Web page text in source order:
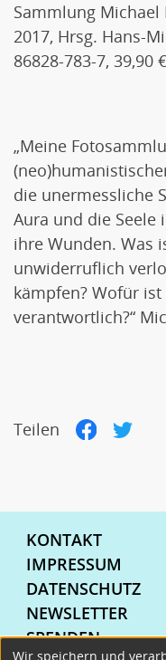
Sammlung Michael
2017, Hrsg. Hans-
86828-783-7, 39,90 €
„Meine
die unermessliche
Aura und die Seele
ihre Wunden. Was
unwiderruflich
kämpfen? Wofür
verantwortlich?“
Teilen Facebook
Fußzeilenmenü
KONTAKT
IMPRESSUM
DATENSCHUTZ
NEWSLETTER
SPENDEN
Wir speichern und